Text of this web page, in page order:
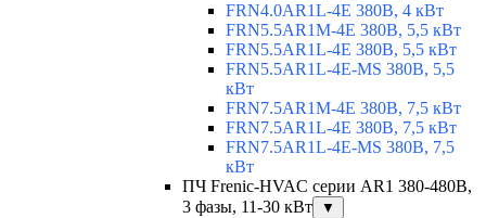
FRN4.0AR1L-4E 380В, 4 кВт
FRN5.5AR1M-4E 380В, 5,5 кВт
FRN5.5AR1L-4E 380В, 5,5 кВт
FRN5.5AR1L-4E-MS 380В, 5,5
кВт
FRN7.5AR1M-4E 380В, 7,5 кВт
FRN7.5AR1L-4E 380В, 7,5 кВт
FRN7.5AR1L-4E-MS 380В, 7,5
кВт
ПЧ Frenic-HVAC серии AR1 380-480В,
3 фазы, 11-30 кВт
▼